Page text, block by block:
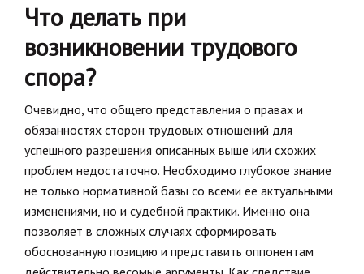
Что делать при
возникновении трудового
спора?
Очевидно, что общего представления о правах и
обязанностях сторон трудовых отношений для
успешного разрешения описанных выше или схожих
проблем недостаточно. Необходимо глубокое знание
не только нормативной базы со всеми ее актуальными
изменениями, но и судебной практики. Именно она
позволяет в сложных случаях сформировать
обоснованную позицию и представить оппонентам